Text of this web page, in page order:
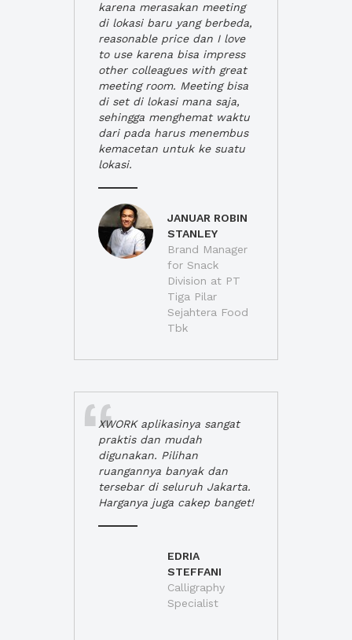
karena merasakan meeting
di lokasi baru yang berbeda,
reasonable price dan I love
to use karena bisa impress
other colleagues with great
meeting room. Meeting bisa
di set di lokasi mana saja,
sehingga menghemat waktu
dari pada harus menembus
kemacetan untuk ke suatu
lokasi.
JANUAR ROBIN
STANLEY
Brand Manager
for Snack
Division at PT
Tiga Pilar
Sejahtera Food
Tbk
XWORK aplikasinya sangat
praktis dan mudah
digunakan. Pilihan
ruangannya banyak dan
tersebar di seluruh Jakarta.
Harganya juga cakep banget!
EDRIA
STEFFANI
Calligraphy
Specialist